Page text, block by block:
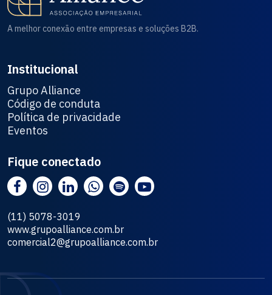
A melhor conexão entre empresas e soluções B2B.
Institucional
Grupo Alliance
Código de conduta
Política de privacidade
Eventos
Fique conectado
(11) 5078-3019
www.grupoalliance.com.br
comercial2@grupoalliance.com.br